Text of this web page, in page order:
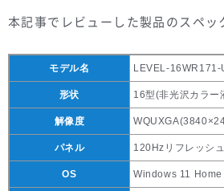
本記事でレビューした製品のスペッ
モデル名 LEVEL-16WR171-
形状 16型(非光沢カラー
解像度
パネル 120Hzリフレッシ
OS Windows 11 Home